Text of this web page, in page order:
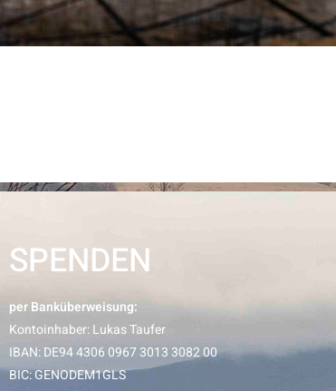
SPENDEN
per Banküberweisung:
Kontoinhaber: Lukas Taufer
IBAN: DE94 4306 0967 3013 3082 00
BIC: GENODEM1GLS